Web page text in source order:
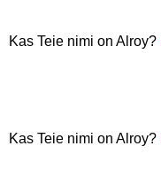
Kas Teie nimi on Alroy?
Kas Teie nimi on Alroy?